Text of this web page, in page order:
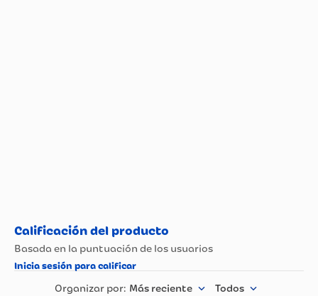
Más reciente Todos